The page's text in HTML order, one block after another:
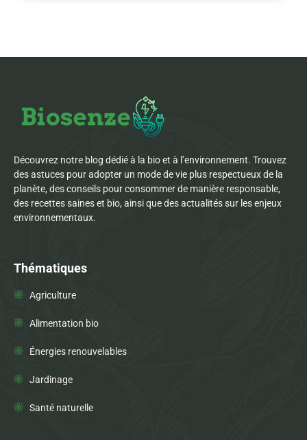
Découvrez notre blog dédié à la bio et à l’environnement. Trouvez
des astuces pour adopter un mode de vie plus respectueux de la
planète, des conseils pour consommer de manière responsable,
des recettes saines et bio, ainsi que des actualités sur les enjeux
environnementaux.
Thématiques
Agriculture
Alimentation bio
Énergies renouvelables
Jardinage
Santé naturelle